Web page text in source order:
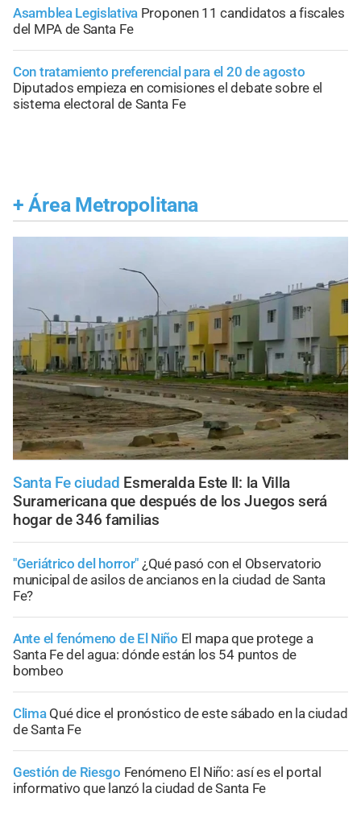
Asamblea Legislativa Proponen 11 candidatos a fiscales
del MPA de Santa Fe
Con tratamiento preferencial para el 20 de agosto
Diputados empieza en comisiones el debate sobre el
sistema electoral de Santa Fe
+ Área Metropolitana
Santa Fe ciudad Esmeralda Este II: la Villa
Suramericana que después de los Juegos será
hogar de 346 familias
"Geriátrico del horror" ¿Qué pasó con el Observatorio
municipal de asilos de ancianos en la ciudad de Santa
Fe?
Ante el fenómeno de El Niño El mapa que protege a
Santa Fe del agua: dónde están los 54 puntos de
bombeo
Clima Qué dice el pronóstico de este sábado en la ciudad
de Santa Fe
Gestión de Riesgo Fenómeno El Niño: así es el portal
informativo que lanzó la ciudad de Santa Fe